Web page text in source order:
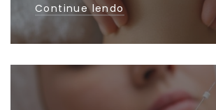
Continue lendo